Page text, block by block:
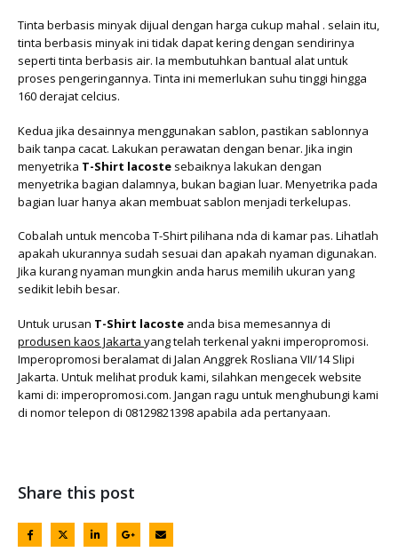
Tinta berbasis minyak dijual dengan harga cukup mahal . selain itu,
tinta berbasis minyak ini tidak dapat kering dengan sendirinya
seperti tinta berbasis air. Ia membutuhkan bantual alat untuk
proses pengeringannya. Tinta ini memerlukan suhu tinggi hingga
160 derajat celcius.
Kedua jika desainnya menggunakan sablon, pastikan sablonnya
baik tanpa cacat. Lakukan perawatan dengan benar. Jika ingin
menyetrika T-Shirt lacoste sebaiknya lakukan dengan
menyetrika bagian dalamnya, bukan bagian luar. Menyetrika pada
bagian luar hanya akan membuat sablon menjadi terkelupas.
Cobalah untuk mencoba T-Shirt pilihana nda di kamar pas. Lihatlah
apakah ukurannya sudah sesuai dan apakah nyaman digunakan.
Jika kurang nyaman mungkin anda harus memilih ukuran yang
sedikit lebih besar.
Untuk urusan T-Shirt lacoste anda bisa memesannya di
produsen kaos Jakarta yang telah terkenal yakni imperopromosi.
Imperopromosi beralamat di Jalan Anggrek Rosliana VII/14 Slipi
Jakarta. Untuk melihat produk kami, silahkan mengecek website
kami di: imperopromosi.com. Jangan ragu untuk menghubungi kami
di nomor telepon di 08129821398 apabila ada pertanyaan.
Share this post